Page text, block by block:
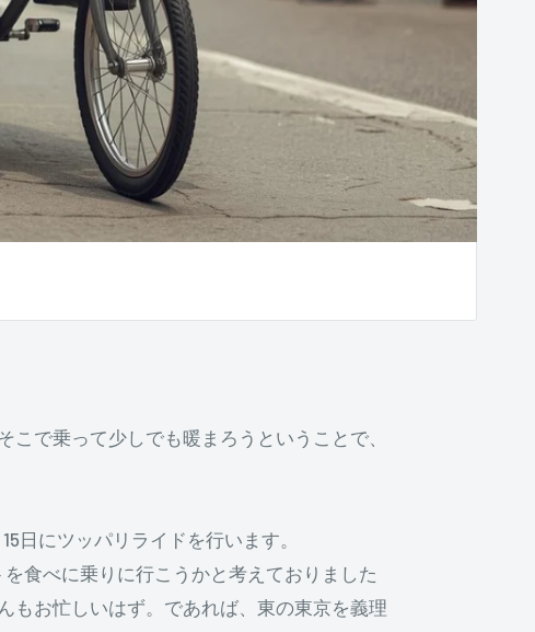
で乗って少しでも暖まろうということで、
日にツッパリライドを行います。
食べに乗りに行こうかと考えておりました
もお忙しいはず。であれば、東の東京を義理